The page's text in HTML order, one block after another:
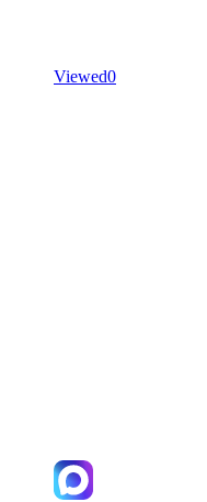
Viewed0